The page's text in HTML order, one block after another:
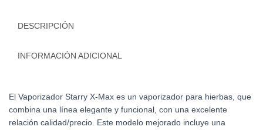
DESCRIPCIÓN
INFORMACIÓN ADICIONAL
El Vaporizador Starry X-Max es un vaporizador para hierbas, que
combina una línea elegante y funcional, con una excelente
relación calidad/precio. Este modelo mejorado incluye una